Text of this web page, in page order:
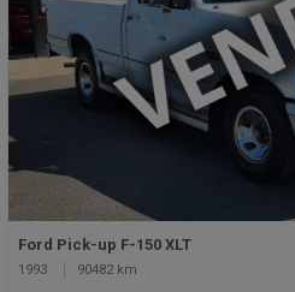
Ford Pick-up F-150 XLT
1993 90482 km